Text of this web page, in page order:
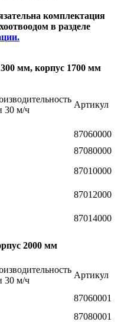
комплектация
в разделе
мм, корпус 1700 мм
30 м/ч
Артикул
87060000
87080000
87010000
87012000
87014000
2000 мм
30 м/ч
Артикул
87060001
87080001